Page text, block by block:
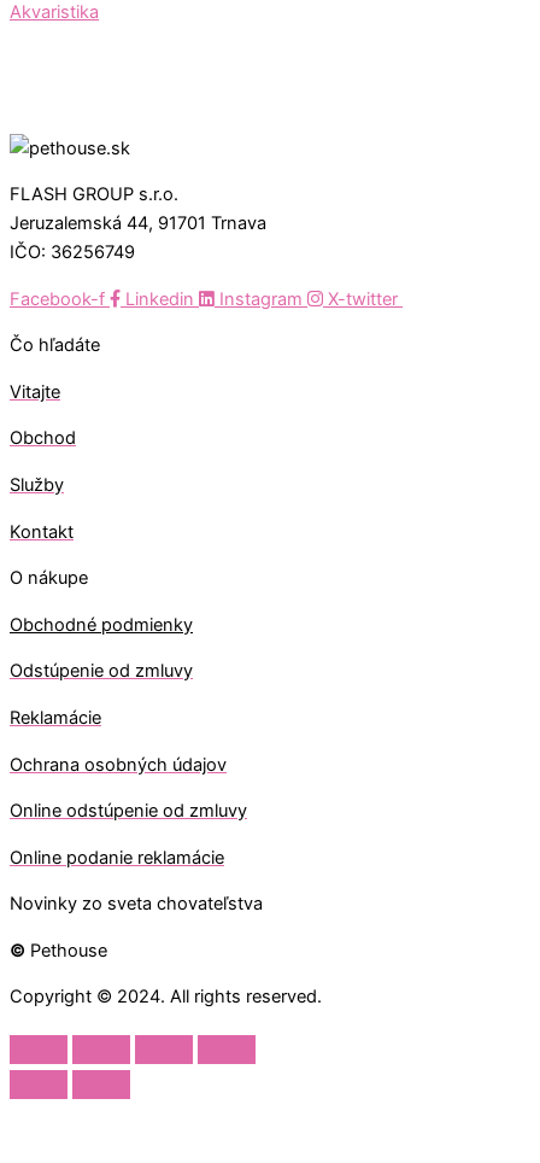
Akvaristika
FLASH GROUP s.r.o.
Jeruzalemská 44, 91701 Trnava
IČO: 36256749
Facebook-f Linkedin Instagram X-twitter
Čo hľadáte
Vitajte
Obchod
Služby
Kontakt
O nákupe
Obchodné podmienky
Odstúpenie od zmluvy
Reklamácie
Ochrana osobných údajov
Online odstúpenie od zmluvy
Online podanie reklamácie
Novinky zo sveta chovateľstva
© Pethouse
Copyright © 2024. All rights reserved.